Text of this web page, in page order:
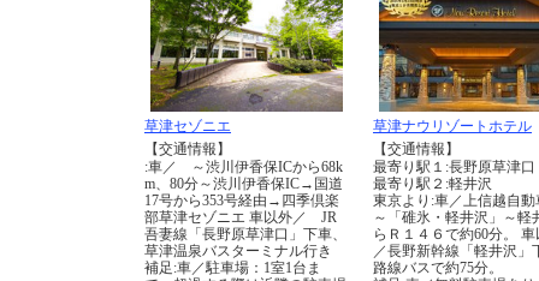
草津セゾニエ
【交通情報】
:車／ ～渋川伊香保ICから68k
m、80分～渋川伊香保IC→国道
17号から353号経由→四季倶楽
部草津セゾニエ 車以外／ JR
吾妻線「長野原草津口」下車、
草津温泉バスターミナル行き
補足:車／駐車場：1室1台ま
草津ナウリゾートホテル
【交通情報】
最寄り駅１:長野原草津口
最寄り駅２:軽井沢
東京より:車／上信越自動
～「碓氷・軽井沢」～軽
らＲ１４６で約60分。 車
／長野新幹線「軽井沢」
路線バスで約75分。